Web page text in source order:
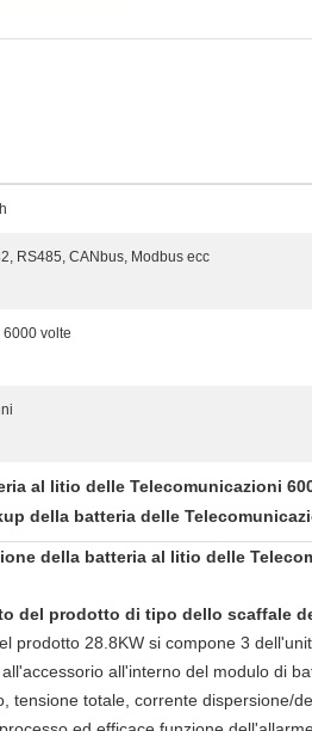
RS485, CANbus, Modbus ecc
6000 volte
al litio delle Telecomunicazioni
della batteria delle
della batteria al litio delle
del prodotto di tipo dello scaffale
prodotto 28.8KW si compone 3
all'interno del modulo di
tensione totale, corrente dispersione/